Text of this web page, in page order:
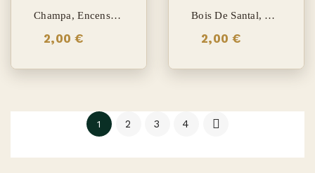
Champa, Encens Satya
2,00 €
Bois De Santal, Encens Satya
2,00 €
1 2 3 4 